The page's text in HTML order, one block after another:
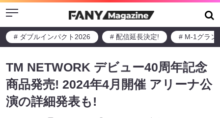
Menu
# ダブルインパクト2026 # 配信延長決定! # M-1グラン
TM NETWORK デビュー40周年記念
商品発売! 2024年4月開催 アリーナ公
演の詳細発表も!